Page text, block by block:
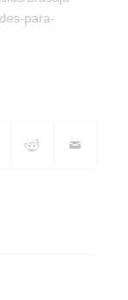
para-